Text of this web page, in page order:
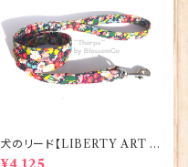
犬のリード【LIBERTY ART F
ABRIC=Thorpe】BlossomC